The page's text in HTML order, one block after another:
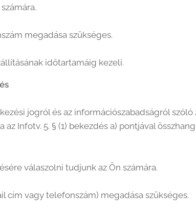
megadása szükséges.
időtartamáig kezeli.
jogról és az információszabadságról szóló
Infotv. 5. § (1) bekezdés a) pontjával
válaszolni tudjunk az Ön számára.
vagy telefonszám) megadása szükséges.